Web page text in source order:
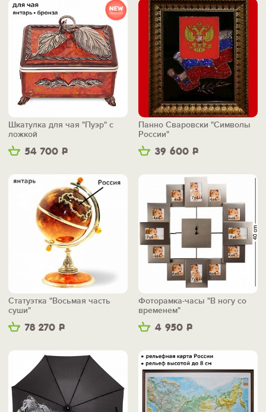
54 700 Р
Шкатулка для чая "Пуэр" с
ложкой
39 600 Р
Панно Сваровски "Символы
России"
78 270 Р
Статуэтка "Восьмая часть
суши"
4 950 Р
Фоторамка-часы "В ногу со
временем"